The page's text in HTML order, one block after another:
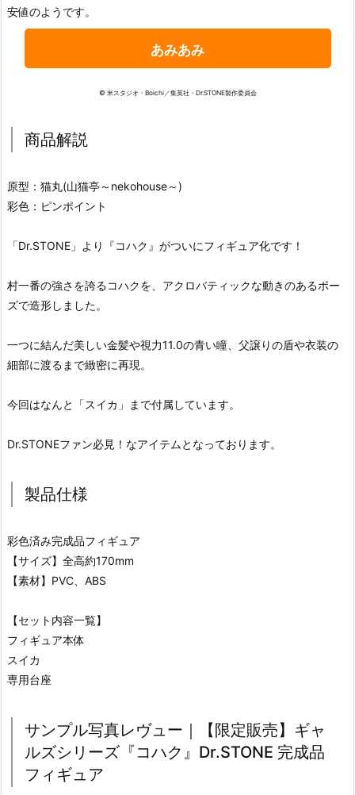
安値のようです。
あみあみ
© 米スタジオ・Boichi／集英社・Dr.STONE製作委員会
商品解説
原型：猫丸(山猫亭～nekohouse～)
彩色：ピンポイント
「Dr.STONE」より『コハク』がついにフィギュア化です！
村一番の強さを誇るコハクを、アクロバティックな動きのあるポー
ズで造形しました。
一つに結んだ美しい金髪や視力11.0の青い瞳、父譲りの盾や衣装の
細部に渡るまで緻密に再現。
今回はなんと「スイカ」まで付属しています。
Dr.STONEファン必見！なアイテムとなっております。
製品仕様
彩色済み完成品フィギュア
【サイズ】全高約170mm
【素材】PVC、ABS
【セット内容一覧】
フィギュア本体
スイカ
専用台座
サンプル写真レヴュー｜【限定販売】ギャ
ルズシリーズ『コハク』Dr.STONE 完成品
フィギュア